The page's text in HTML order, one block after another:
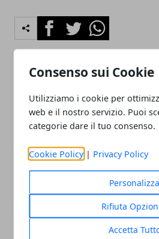
Consenso sui Cookie
Utilizziamo i cookie per
web e il nostro servizio. Puoi
categorie dare il tuo consenso.
Cookie Policy | Privacy Policy
Personalizza
Rifiuta
Accetta
FacebookTwitterWhatsapp
Isola dei Famosi, impazza il
toto-concorrenti
Il